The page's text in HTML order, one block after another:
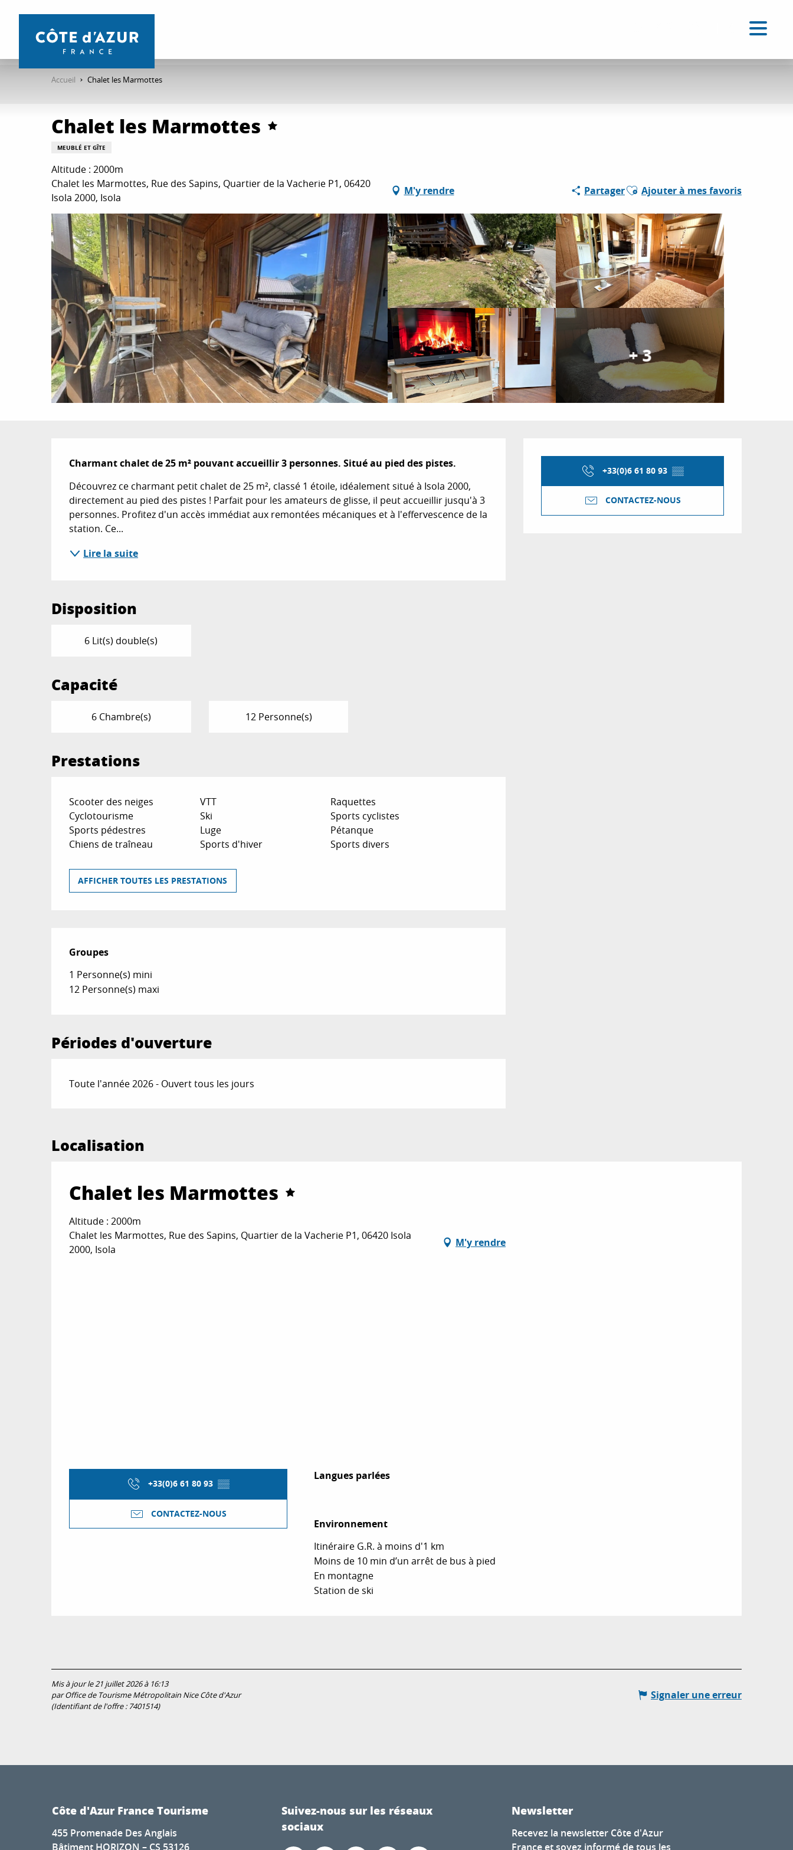
contenu
Accueil Chalet les Marmottes
Chalet les Marmottes
MEUBLÉ ET GÎTE
Altitude : 2000m
Chalet les Marmottes, Rue des Sapins, Quartier de la Vacherie P1, 06420
Isola 2000, Isola
M'y rendre PartagerAjouter aux favoris
Ajouter à mes favoris
+ 3
Ouverture et
+33(0)6 61 80 93 ▒▒
CONTACTEZ-NOUS
Description
Charmant chalet de 25 m² pouvant accueillir 3 personnes. Situé au pied des pistes.
Découvrez ce charmant petit chalet de 25 m², classé 1 étoile, idéalement situé à Isola 2000,
directement au pied des pistes ! Parfait pour les amateurs de glisse, il peut accueillir jusqu'à 3
personnes. Profitez d'un accès immédiat aux remontées mécaniques et à l'effervescence de la
station. Ce...
Lire la suite
Disposition
6 Lit(s) double(s)
Capacité
6 Chambre(s) 12 Personne(s)
Prestations
Scooter des neiges VTT
Raquettes
Cyclotourisme
Ski
Sports cyclistes
Sports pédestres
Luge
Pétanque
Chiens de traîneau
Sports d'hiver Sports divers
AFFICHER TOUTES LES PRESTATIONS
Groupes
Groupes
1 Personne(s) mini
12 Personne(s) maxi
Périodes d'ouverture
Toute l'année 2026 - Ouvert tous les jours
Localisation
Chalet les Marmottes
Altitude : 2000m
Chalet les Marmottes, Rue des Sapins, Quartier de la Vacherie P1, 06420 Isola
2000, Isola
M'y rendre
+33(0)6 61 80 93 ▒▒
CONTACTEZ-NOUS
Langues parlées
Langues parlées
Environnement
Environnement
Itinéraire G.R. à moins d'1 km
Moins de 10 min d’un arrêt de bus à pied
En montagne
Station de ski
Mis à jour le 21 juillet 2026 à 16:13
par Office de Tourisme Métropolitain Nice Côte d'Azur
(Identifiant de l'offre : 7401514)
Signaler une erreur
Côte d'Azur France Tourisme
455 Promenade Des Anglais
Bâtiment HORIZON – CS 53126
Suivez-nous sur les réseaux
sociaux
Newsletter
Recevez la newsletter Côte d'Azur
France et soyez informé de tous les